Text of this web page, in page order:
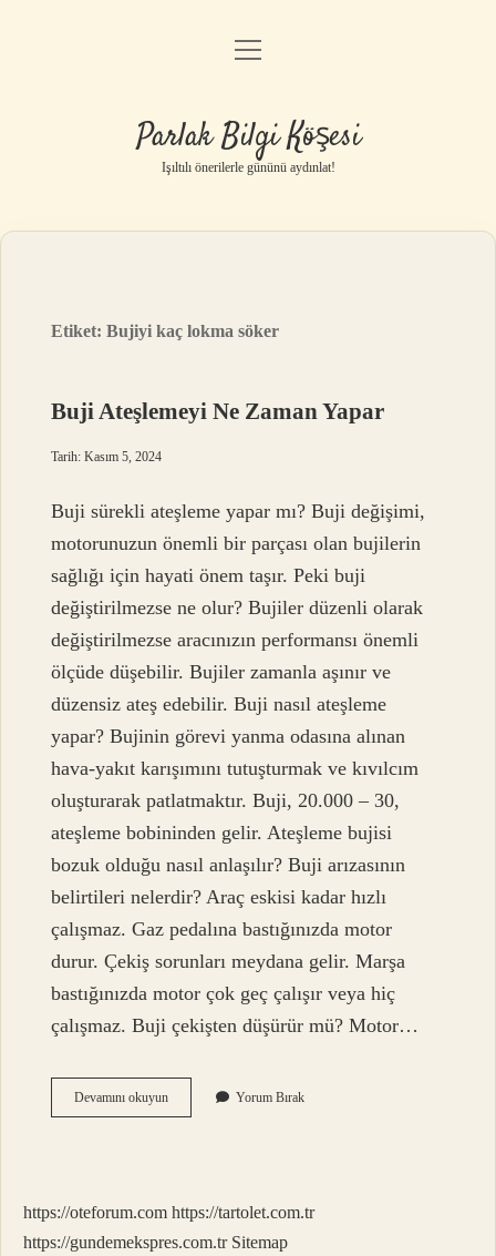
Anasayfa
Yasal Uyarı
menüyü
Parlak Bilgi Köşesi
Işıltılı önerilerle gününü aydınlat!
Etiket:Bujiyi kaç lokma söker
Buji Ateşlemeyi Ne Zaman Yapar
Tarih: Kasım 5, 2024
Buji sürekli ateşleme yapar mı? Buji değişimi,
motorunuzun önemli bir parçası olan bujilerin
sağlığı için hayati önem taşır. Peki buji
değiştirilmezse ne olur? Bujiler düzenli olarak
değiştirilmezse aracınızın performansı önemli
ölçüde düşebilir. Bujiler zamanla aşınır ve
düzensiz ateş edebilir. Buji nasıl ateşleme
yapar? Bujinin görevi yanma odasına alınan
hava-yakıt karışımını tutuşturmak ve kıvılcım
oluşturarak patlatmaktır. Buji, 20.000 – 30,
ateşleme bobininden gelir. Ateşleme bujisi
bozuk olduğu nasıl anlaşılır? Buji arızasının
belirtileri nelerdir? Araç eskisi kadar hızlı
çalışmaz. Gaz pedalına bastığınızda motor
durur. Çekiş sorunları meydana gelir. Marşa
bastığınızda motor çok geç çalışır veya hiç
çalışmaz. Buji çekişten düşürür mü? Motor…
Devamını okuyunBuji
Ateşlemeyi
Yorum Bırak
https://oteforum.com https://tartolet.com.tr
https://gundemekspres.com.tr Sitemap